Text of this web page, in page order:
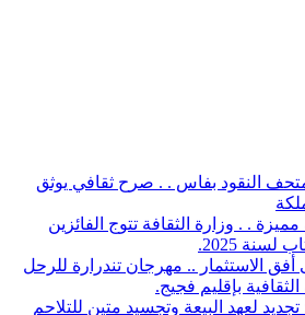
النقود بفاس . . صرح ثقافي يوثق
. . وزارة الثقافة تتوج الفائزين
2025.
أفق الاستثمار .. مهرجان تندرارة للرحل
بإقليم فجيج.
لعهد البيعة وتجسيد متين للتلاحم